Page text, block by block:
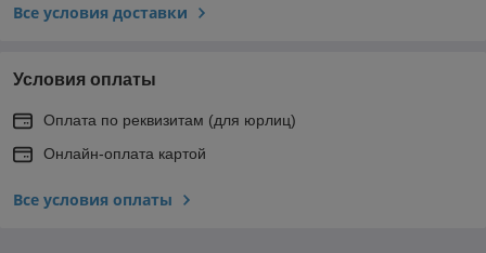
Все условия доставки
Условия оплаты
Оплата по реквизитам (для юрлиц)
Онлайн-оплата картой
Все условия оплаты